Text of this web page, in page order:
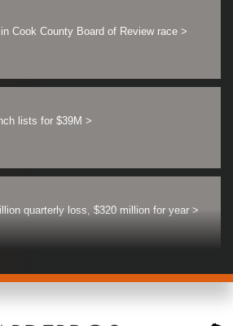
Cook County Board of Review race >
lists for $39M >
quarterly loss, $320 million for year >